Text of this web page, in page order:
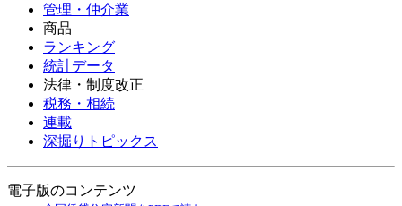
管理・仲介業
商品
ランキング
統計データ
法律・制度改正
税務・相続
連載
深掘りトピックス
電子版のコンテンツ